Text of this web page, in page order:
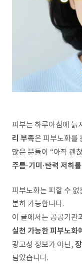
피부는 하루아침에 늙
리 부족은 피부노화를
많은 분들이 “아직 괜
주름·기미·탄력 저하
피부노화는 피할 수
분히 가능합니다.
이 글에서는 공공기관
실천 가능한 피부노화
광고성 정보가 아닌,
담았습니다.